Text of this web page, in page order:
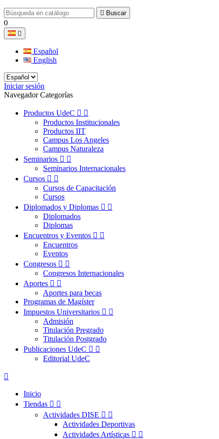
 Buscar
0

Español
English
Iniciar sesión
Navegador Categorías
Productos UdeC  
Productos Institucionales
Productos IIT
Campus Los Angeles
Campus Naturaleza
Seminarios  
Seminarios Internacionales
Cursos  
Cursos de Capacitación
Cursos
Diplomados y Diplomas  
Diplomados
Diplomas
Encuentros y Eventos  
Encuentros
Eventos
Congresos  
Congresos Internacionales
Aportes  
Aportes para becas
Programas de Magíster
Impuestos Universitarios  
Admisión
Titulación Pregrado
Titulación Postgrado
Publicaciones UdeC  
Editorial UdeC

Inicio
Tiendas  
Actividades DISE  
Actividades Deportivas
Actividades Artísticas  